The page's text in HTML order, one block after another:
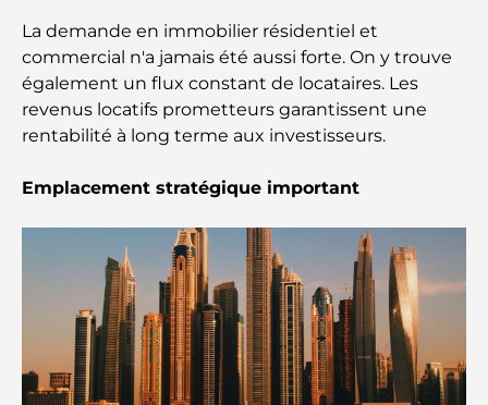
Restaurants italiens du centre-ville de Dubaï : un
avant-goût d'Italie au cœur de la ville
Les 7 meilleures salles de sport de Dubai Hills : le
summum du fitness
de Palm Jumeirah
Découvrez les meilleurs petits-déjeuners de
Business Bay, à Dubaï.
Hôpitaux publics à Dubaï : des soins de santé
complets pour tous
La demande en immobilier résidentiel et
commercial n'a jamais été aussi forte. On y trouve
également un flux constant de locataires. Les
revenus locatifs prometteurs garantissent une
rentabilité à long terme aux investisseurs.
Emplacement stratégique important